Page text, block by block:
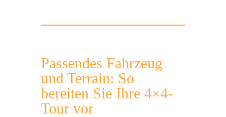
Passendes Fahrzeug
und Terrain: So
bereiten Sie Ihre 4×4-
Tour vor